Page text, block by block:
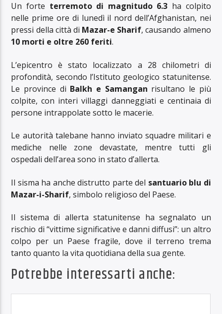
Un forte terremoto di magnitudo 6.3 ha colpito
nelle prime ore di lunedì il nord dell’Afghanistan, nei
pressi della città di Mazar-e Sharif, causando almeno
10 morti e oltre 260 feriti.
L’epicentro è stato localizzato a 28 chilometri di
profondità, secondo l’Istituto geologico statunitense.
Le province di Balkh e Samangan risultano le più
colpite, con interi villaggi danneggiati e centinaia di
persone intrappolate sotto le macerie.
Le autorità talebane hanno inviato squadre militari e
mediche nelle zone devastate, mentre tutti gli
ospedali dell’area sono in stato d’allerta.
Il sisma ha anche distrutto parte del santuario blu di
Mazar-i-Sharif, simbolo religioso del Paese.
Il sistema di allerta statunitense ha segnalato un
rischio di “vittime significative e danni diffusi”: un altro
colpo per un Paese fragile, dove il terreno trema
tanto quanto la vita quotidiana della sua gente.
Potrebbe interessarti anche: